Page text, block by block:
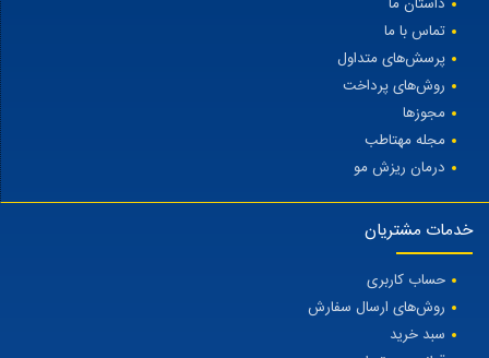
تماس با ما
پرسش‌های متداول
روش‌های پرداخت
مجوزها
مجله مهتاطب
درمان ریزش مو
خدمات مشتریان
حساب کاربری
روش‌های ارسال سفارش
سبد خرید